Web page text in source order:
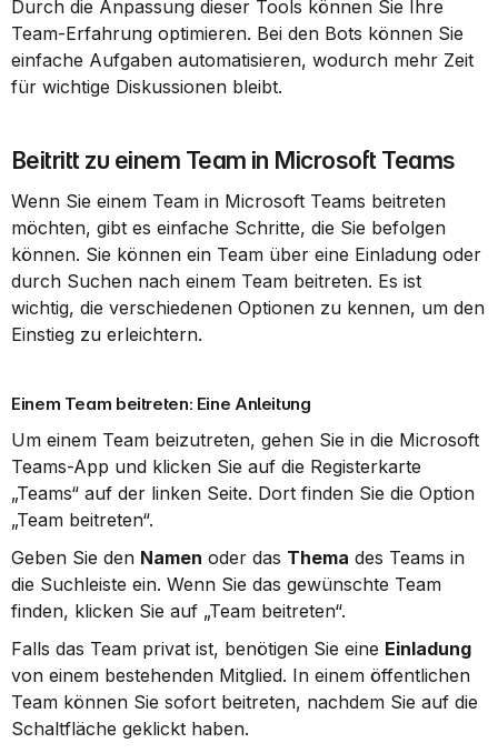
Durch die Anpassung dieser Tools können Sie Ihre
Team-Erfahrung optimieren. Bei den Bots können Sie
einfache Aufgaben automatisieren, wodurch mehr Zeit
für wichtige Diskussionen bleibt.
Beitritt zu einem Team in Microsoft Teams
Wenn Sie einem Team in Microsoft Teams beitreten
möchten, gibt es einfache Schritte, die Sie befolgen
können. Sie können ein Team über eine Einladung oder
durch Suchen nach einem Team beitreten. Es ist
wichtig, die verschiedenen Optionen zu kennen, um den
Einstieg zu erleichtern.
Einem Team beitreten: Eine Anleitung
Um einem Team beizutreten, gehen Sie in die Microsoft
Teams-App und klicken Sie auf die Registerkarte
„Teams“ auf der linken Seite. Dort finden Sie die Option
„Team beitreten“.
Geben Sie den Namen oder das Thema des Teams in
die Suchleiste ein. Wenn Sie das gewünschte Team
finden, klicken Sie auf „Team beitreten“.
Falls das Team privat ist, benötigen Sie eine Einladung
von einem bestehenden Mitglied. In einem öffentlichen
Team können Sie sofort beitreten, nachdem Sie auf die
Schaltfläche geklickt haben.